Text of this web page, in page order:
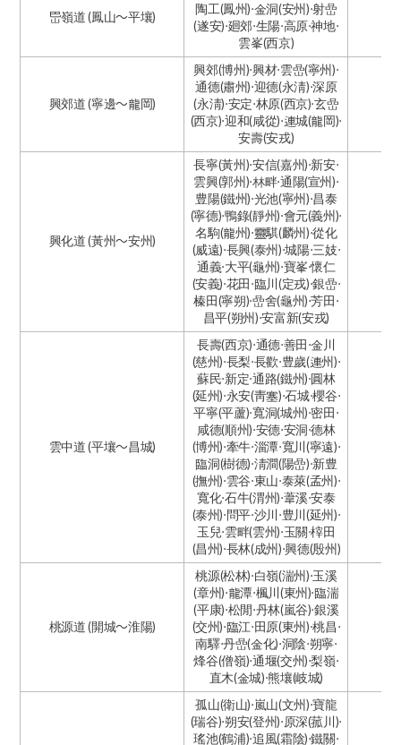
岊嶺道 (鳳山～平壤)
陶工(鳳州)·金洞(安州)·射嵒
(遂安)·廻郊·生陽·高原·神地·
雲峯(西京)
興郊道 (寧邊～龍岡)
興郊(博州)·興材·雲嵒(寧州)·
通德(肅州)·迎德(永淸)·深原
(永淸)·安定·林原(西京)·玄嵒
(西京)·迎和(咸從)·連城(龍岡)·
安壽(安戎)
興化道 (黃州～安州)
長寧(黃州)·安信(嘉州)·新安·
雲興(郭州)·林畔·通陽(宣州)·
豊陽(鐵州)·光池(寧州)·昌泰
(寧德)·鴨錄(靜州)·會元(義州)·
名駒(龍州)·靈騏(麟州)·從化
(威遠)·長興(泰州)·城陽·三妓·
通義·大平(龜州)·寶峯·懷仁
(安義)·花田·臨川(定戎)·銀嵒·
榛田(寧朔)·嵒舍(龜州)·芳田·
昌平(朔州)·安富新(安戎)
雲中道 (平壤～昌城)
長壽(西京)·通德·善田·金川
(慈州)·長梨·長歡·豊歲(連州)·
蘇民·新定·通路(鐵州)·圓林
(延州)·永安(靑塞)·石城·櫻谷·
平寧(平蘆)·寬洞(城州)·密田·
咸德(順州)·安德·安洞·德林
(博州)·牽牛·淄潭·寬川(寧遠)·
臨洞(樹德)·淸澗(陽嵒)·新豊
(撫州)·雲谷·東山·泰萊(孟州)·
寬化·石牛(渭州)·葦溪·安泰
(泰州)·問平·沙川·豊川(延州)·
玉兒·雲畔(雲州)·玉關·榟田
(昌州)·長林(成州)·興德(殷州)
桃源道 (開城～淮陽)
桃源(松林)·白嶺(湍州)·玉溪
(章州)·龍潭·楓川(東州)·臨湍
(平康)·松閒·丹林(嵐谷)·銀溪
(交州)·臨江·田原(東州)·桃昌·
南驛·丹嵒(金化)·洞陰·朔寧·
烽谷(僧嶺)·通堰(交州)·梨嶺·
直木(金城)·熊壤(岐城)
孤山(衛山)·嵐山(文州)·寶龍
(瑞谷)·朔安(登州)·原深(菰川)·
瑤池(鶴浦)·追風(霜陰)·鐵關·